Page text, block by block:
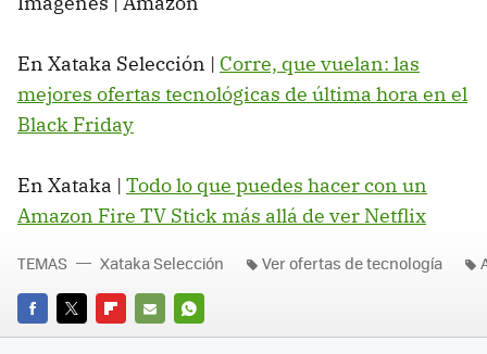
En Xataka Selección | Corre, que vuelan: las
mejores ofertas tecnológicas de última hora en el
Black Friday
En Xataka | Todo lo que puedes hacer con un
Amazon Fire TV Stick más allá de ver Netflix
FACEBOOK
TWITTERFLIPBOARD
E-
WHATSAPP
TEMAS Xataka Selección Ver ofertas de tecnología